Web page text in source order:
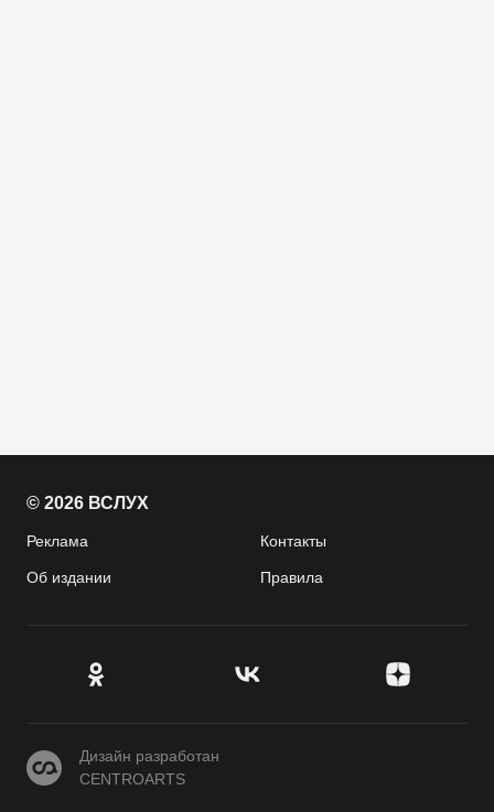
© 2026 ВСЛУХ
Реклама Контакты
Об издании Правила
CENTROARTS